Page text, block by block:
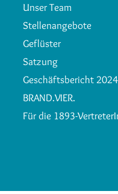
Unser Team
Stellenangebote
Geflüster
Satzung
Geschäftsbericht 2024
BRAND.VIER.
Für die 1893-